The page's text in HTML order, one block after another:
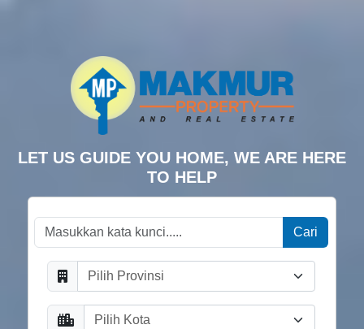
LET US GUIDE YOU HOME, WE ARE HERE
TO HELP
Cari
Pilih Provinsi
Pilih Kota